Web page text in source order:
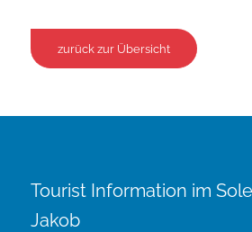
zurück zur Übersicht
Tourist Information im
Jakob